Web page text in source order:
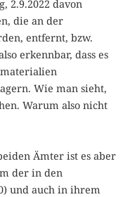
2.9.2022 davon
die an der
entfernt, bzw.
erkennbar, dass es
Wie man sieht,
Warum also nicht
Ämter ist es aber
der in den
und auch in ihrem